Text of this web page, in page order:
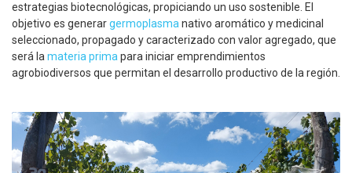
estrategias biotecnológicas, propiciando un uso sostenible. El
objetivo es generargermoplasma nativo aromático y medicinal
seleccionado, propagado y caracterizado con valor agregado, que
será la materia prima para iniciar emprendimientos
agrobiodiversos que permitan el desarrollo productivo de la región.